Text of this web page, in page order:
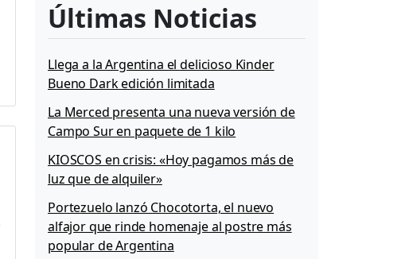
Últimas Noticias
Llega a la Argentina el delicioso Kinder
Bueno Dark edición limitada
La Merced presenta una nueva versión de
Campo Sur en paquete de 1 kilo
KIOSCOS en crisis: «Hoy pagamos más de
luz que de alquiler»
Portezuelo lanzó Chocotorta, el nuevo
alfajor que rinde homenaje al postre más
popular de Argentina